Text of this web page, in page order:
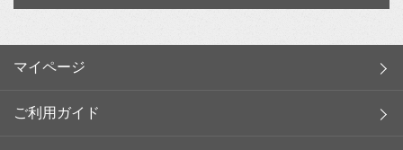
マイページ
ご利用ガイド